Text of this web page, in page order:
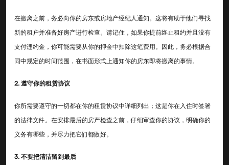
在搬离之前，务必向你的房东或房地产经纪人通知。这将有助于他们寻找
新的租户并准备好房产进行检查。请记住，如果你提前终止租约并且没有
支付违约金，你可能需要从你的押金中扣除这笔费用。因此，务必根据合
同中规定的时间范围，在书面形式上通知你的房东即将搬离的事情。
2. 遵守你的租赁协议
你所需要遵守的一切都在你的租赁协议中详细列出；这是你在入住时签署
的法律文件。在安排最后的房产检查之前，仔细审查你的协议，明确你的
义务有哪些，并尽力把它们都做好。
3. 不要把清洁留到最后